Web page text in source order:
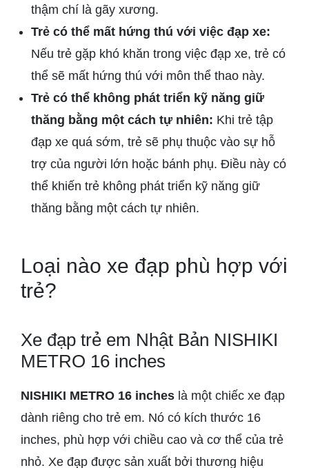
thậm chí là gãy xương.
Trẻ có thể mất hứng thú với việc đạp xe:
Nếu trẻ gặp khó khăn trong việc đạp xe, trẻ có
thể sẽ mất hứng thú với môn thể thao này.
Trẻ có thể không phát triển kỹ năng giữ
thăng bằng một cách tự nhiên: Khi trẻ tập
đạp xe quá sớm, trẻ sẽ phụ thuộc vào sự hỗ
trợ của người lớn hoặc bánh phụ. Điều này có
thể khiến trẻ không phát triển kỹ năng giữ
thăng bằng một cách tự nhiên.
Loại nào xe đạp phù hợp với
trẻ?
Xe đạp trẻ em Nhật Bản NISHIKI
METRO 16 inches
NISHIKI METRO 16 inches là một chiếc xe đạp
dành riêng cho trẻ em. Nó có kích thước 16
inches, phù hợp với chiều cao và cơ thể của trẻ
nhỏ. Xe đạp được sản xuất bởi thương hiệu